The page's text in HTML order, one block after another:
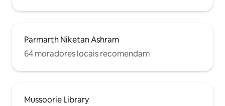
Parmarth Niketan Ashram
64 moradores locais recomendam
Mussoorie Library